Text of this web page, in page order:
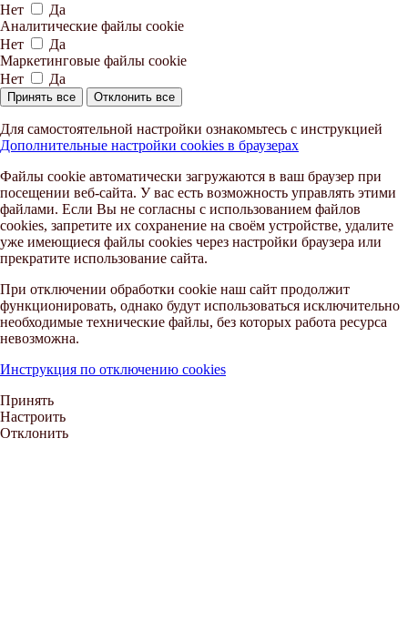
Нет
Да
Аналитические файлы cookie
Нет
Да
Маркетинговые файлы cookie
Нет
Да
Принять все Отклонить все
Для самостоятельной настройки ознакомьтесь с инструкцией
Дополнительные настройки cookies в браузерах
Файлы cookie автоматически загружаются в ваш браузер при
посещении веб-сайта. У вас есть возможность управлять этими
файлами. Если Вы не согласны с использованием файлов
cookies, запретите их сохранение на своём устройстве, удалите
уже имеющиеся файлы cookies через настройки браузера или
прекратите использование сайта.
При отключении обработки cookie наш сайт продолжит
функционировать, однако будут использоваться исключительно
необходимые технические файлы, без которых работа ресурса
невозможна.
Инструкция по отключению cookies
Принять
Настроить
Отклонить